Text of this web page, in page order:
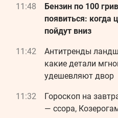
11:48
Бензин по 100
появиться: когда
пойдут вниз
11:42
Антитренды
какие детали
удешевляют двор
11:32
Гороскоп на
— ссора,